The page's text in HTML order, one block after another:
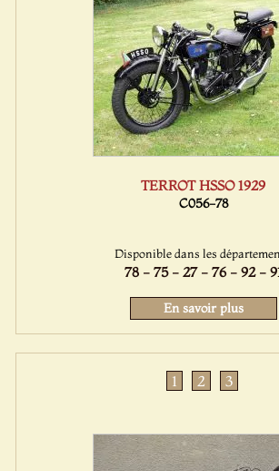
TERROT HSSO 1929
C056-78
Disponible dans les
78 - 75 - 27 - 76 - 92 -
En savoir plus
1 2 3